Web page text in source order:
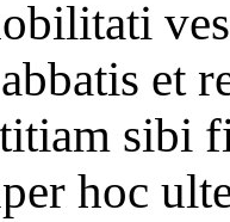
et
sibi
hoc